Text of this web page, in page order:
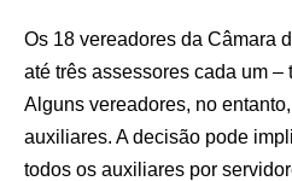
Os 18 vereadores da Câmara
até três assessores cada um
Alguns vereadores, no
auxiliares. A decisão pode
todos os auxiliares por